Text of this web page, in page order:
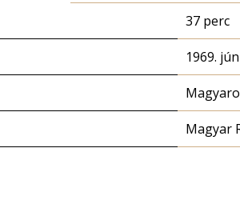
37 perc
1969.
Magyar